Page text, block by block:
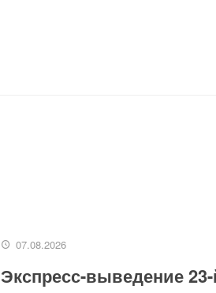
07.08.2026
Экспресс-выведение